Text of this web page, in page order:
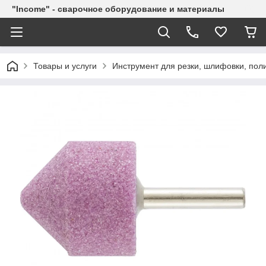
"Income" - сварочное оборудование и материалы
Товары и услуги Инструмент для резки, шлифовки,